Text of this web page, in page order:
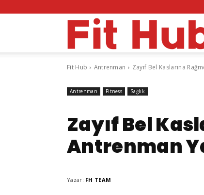
Fit Hub Antrenman Zayıf Bel Kaslarına
Antrenman Fitness Sağlık
Zayıf Bel
Antrenman
Yazar: FH TEAM